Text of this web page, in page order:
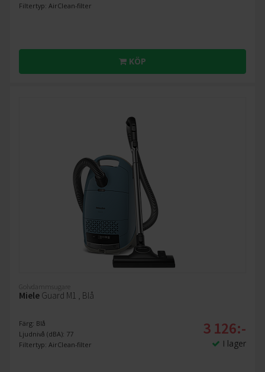
Filtertyp: AirClean-filter
KÖP
Golvdammsugare
Miele Guard M1 , Blå
Färg: Blå
Ljudnivå (dBA): 77
Filtertyp: AirClean-filter
3 126:-
I lager